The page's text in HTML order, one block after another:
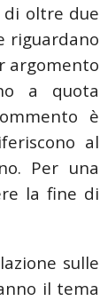
di oltre due
riguardano
argomento
a quota
è
al
Per una
la fine di
sulle
il tema